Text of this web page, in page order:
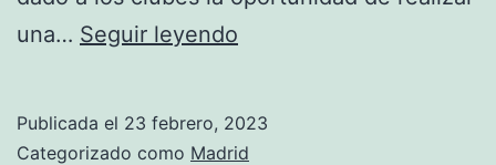
una… Seguir leyendo
del
Publicada el 23 febrero, 2023
Categorizado como Madrid